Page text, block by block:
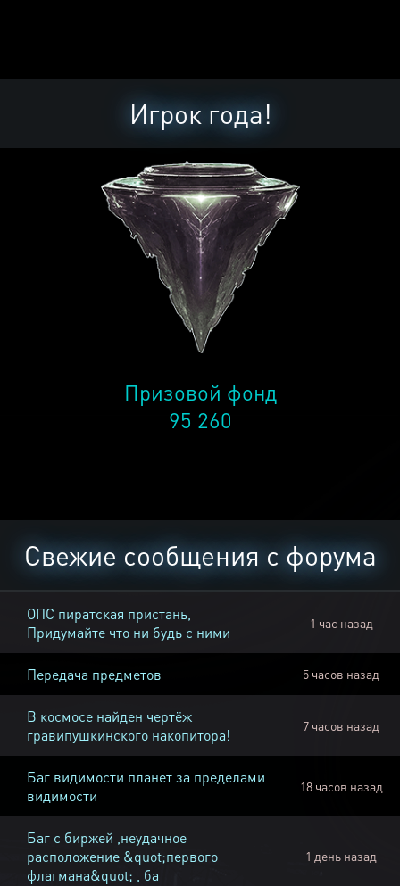
Игрок года!
Призовой фонд
95 260
Свежие сообщения с форума
ОПС пиратская пристань,
Придумайте что ни будь с ними
1 час назад
Передача предметов 5 часов назад
В космосе найден чертёж
гравипушкинского накопитора!
7 часов назад
Баг видимости планет за пределами
видимости
18 часов назад
Баг с биржей ,неудачное
расположение &quot;первого
флагмана&quot; , ба
1 день назад